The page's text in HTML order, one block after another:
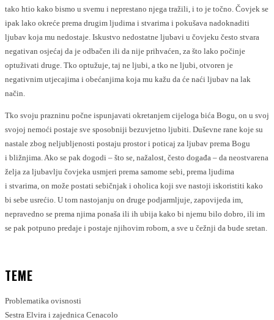
tako htio kako bismo u svemu i neprestano njega tražili, i to je točno. Čovjek se
ipak lako okreće prema drugim ljudima i stvarima i pokušava nadoknaditi
ljubav koja mu nedostaje. Iskustvo nedostatne ljubavi u čovjeku često stvara
negativan osjećaj da je odbačen ili da nije prihvaćen, za što lako počinje
optuživati druge. Tko optužuje, taj ne ljubi, a tko ne ljubi, otvoren je
negativnim utjecajima i obećanjima koja mu kažu da će naći ljubav na lak
način.
Tko svoju prazninu počne ispunjavati okretanjem cijeloga bića Bogu, on u svoj
svojoj nemoći postaje sve sposobniji bezuvjetno ljubiti. Duševne rane koje su
nastale zbog neljubljenosti postaju prostor i poticaj za ljubav prema Bogu
i bližnjima. Ako se pak dogodi – što se, nažalost, često događa – da neostvarena
želja za ljubavlju čovjeka usmjeri prema samome sebi, prema ljudima
i stvarima, on može postati sebičnjak i oholica koji sve nastoji iskoristiti kako
bi sebe usrećio. U tom nastojanju on druge podjarmljuje, zapovijeda im,
nepravedno se prema njima ponaša ili ih ubija kako bi njemu bilo dobro, ili im
se pak potpuno predaje i postaje njihovim robom, a sve u čežnji da bude sretan.
TEME
Problematika ovisnosti
Sestra Elvira i zajednica Cenacolo